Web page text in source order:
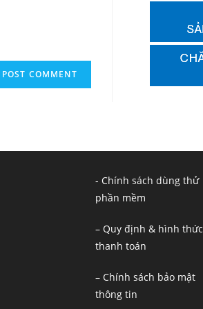
- Chính sách dùng thử
phần mềm
– Quy định & hình thức
thanh toán
– Chính sách bảo mật
thông tin